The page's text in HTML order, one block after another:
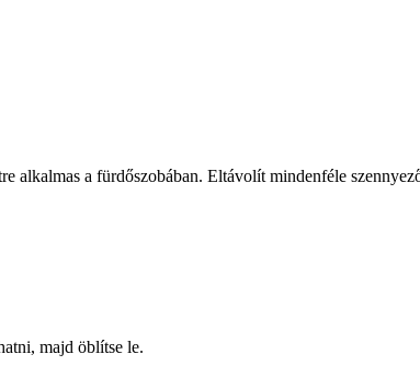
a fürdőszobában. Eltávolít mindenféle
majd öblítse le.